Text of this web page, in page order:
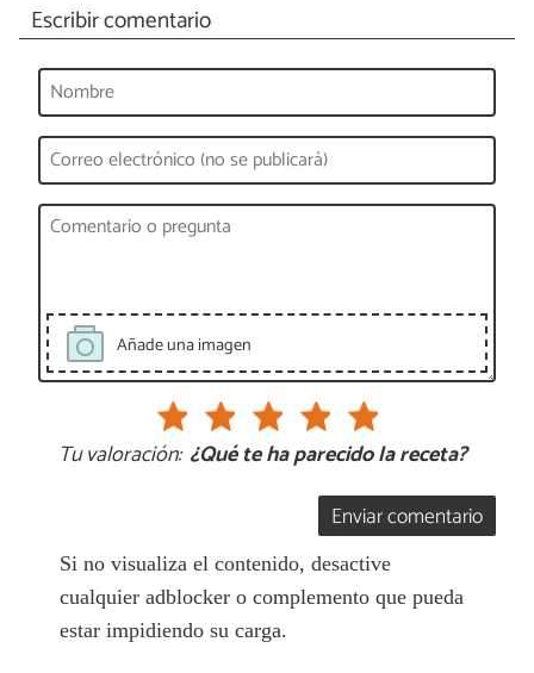
Escribir comentario
Añade una imagen
Tu valoración: ¿Qué te ha parecido la receta?
Enviar comentario
Si no visualiza el contenido, desactive
cualquier adblocker o complemento que pueda
estar impidiendo su carga.